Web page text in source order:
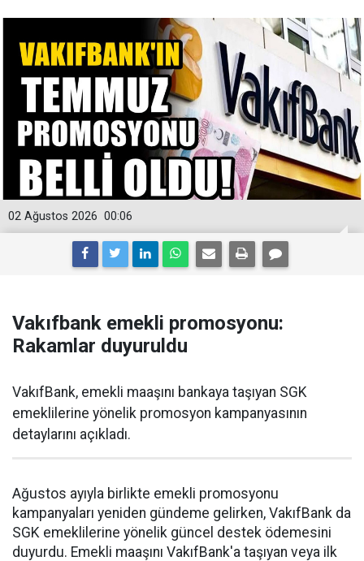
00:06
02 Ağustos 2026
Vakıfbank emekli promosyonu:
Rakamlar duyuruldu
VakıfBank, emekli maaşını bankaya taşıyan SGK
emeklilerine yönelik promosyon kampanyasının
detaylarını açıkladı.
Ağustos ayıyla birlikte emekli promosyonu
kampanyaları yeniden gündeme gelirken, VakıfBank da
SGK emeklilerine yönelik güncel destek ödemesini
duyurdu. Emekli maaşını VakıfBank'a taşıyan veya ilk